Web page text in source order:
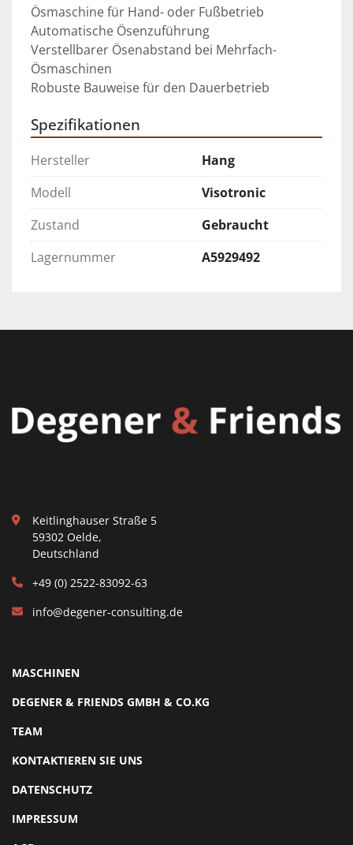
Ösmaschine für Hand- oder Fußbetrieb
Automatische Ösenzuführung
Verstellbarer Ösenabstand bei Mehrfach-
Ösmaschinen
Robuste Bauweise für den Dauerbetrieb
Spezifikationen
Hersteller
Hang
Modell
Visotronic
Zustand
Gebraucht
Lagernummer
A5929492
Keitlinghauser Straße 5
59302 Oelde,
Deutschland
+49 (0) 2522-83092-63
info@degener-consulting.de
MASCHINEN
DEGENER & FRIENDS GMBH & CO.KG
TEAM
KONTAKTIEREN SIE UNS
DATENSCHUTZ
IMPRESSUM